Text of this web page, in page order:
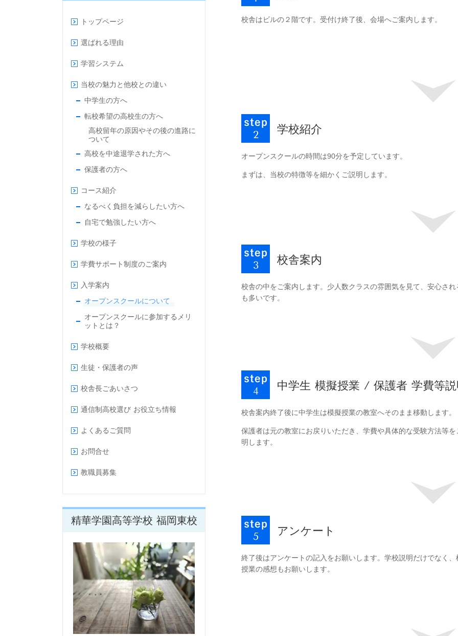
校舎はビルの２階です。受付け終了後、会場へご案内します。
学校紹介
オープンスクールの時間は90分を予定しています。
まずは、当校の特徴等を細かくご説明します。
校舎案内
校舎の中をご案内します。少人数クラスの雰囲気を見て、安心され
も多いです。
中学生 模擬授業 / 保護者 学費等
校舎案内終了後に中学生は模擬授業の教室へそのまま移動します。
保護者は元の教室にお戻りいただき、学費や具体的な受験方法等を
明します。
アンケート
終了後はアンケートの記入をお願いします。学校説明だけでなく、
授業の感想もお願いします。
トップページ
選ばれる理由
学習システム
当校の魅力と他校との違い
中学生の方へ
転校希望の高校生の方へ
高校留年の原因やその後の進路に
ついて
高校を中途退学された方へ
保護者の方へ
コース紹介
なるべく負担を減らしたい方へ
自宅で勉強したい方へ
学校の様子
学費サポート制度のご案内
入学案内
オープンスクールについて
オープンスクールに参加するメリ
ットとは？
学校概要
生徒・保護者の声
校舎長ごあいさつ
通信制高校選び お役立ち情報
よくあるご質問
お問合せ
教職員募集
精華学園高等学校 福岡東校